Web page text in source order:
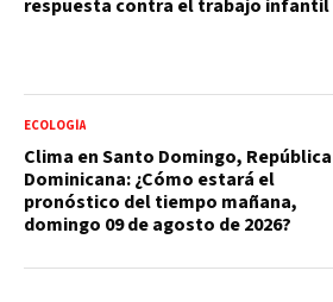
respuesta contra el trabajo infantil
ECOLOGÍA
Clima en Santo Domingo, República
Dominicana: ¿Cómo estará el
pronóstico del tiempo mañana,
domingo 09 de agosto de 2026?